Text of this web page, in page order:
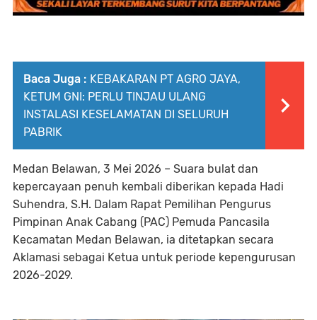
Baca Juga : KEBAKARAN PT AGRO JAYA,
KETUM GNI: PERLU TINJAU ULANG
INSTALASI KESELAMATAN DI SELURUH
PABRIK
Medan Belawan, 3 Mei 2026 – Suara bulat dan
kepercayaan penuh kembali diberikan kepada Hadi
Suhendra, S.H. Dalam Rapat Pemilihan Pengurus
Pimpinan Anak Cabang (PAC) Pemuda Pancasila
Kecamatan Medan Belawan, ia ditetapkan secara
Aklamasi sebagai Ketua untuk periode kepengurusan
2026-2029.